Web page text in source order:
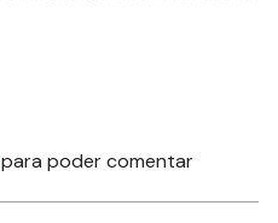
para poder comentar